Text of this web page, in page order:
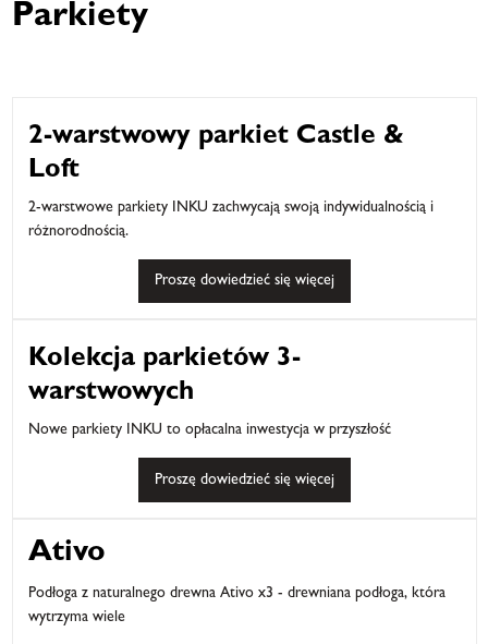
Parkiety
2-warstwowy parkiet Castle &
Loft
2-warstwowe parkiety INKU zachwycają swoją indywidualnością i
różnorodnością.
Proszę dowiedzieć się więcej
Kolekcja parkietów 3-
warstwowych
Nowe parkiety INKU to opłacalna inwestycja w przyszłość
Proszę dowiedzieć się więcej
Ativo
Podłoga z naturalnego drewna Ativo x3 - drewniana podłoga, która
wytrzyma wiele